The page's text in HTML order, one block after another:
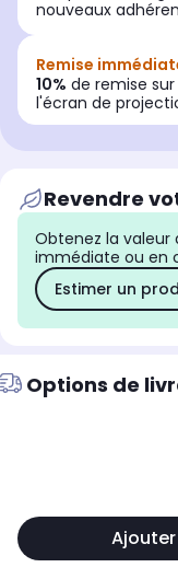
nouveaux
Remise
10% de remise sur
l'écran de
Revendre
Obtenez la valeur
immédiate ou en
Estimer un
Options de